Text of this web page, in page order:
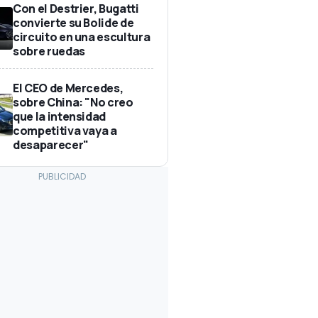
Con el Destrier, Bugatti
convierte su Bolide de
circuito en una escultura
sobre ruedas
El CEO de Mercedes,
sobre China: "No creo
que la intensidad
competitiva vaya a
desaparecer"